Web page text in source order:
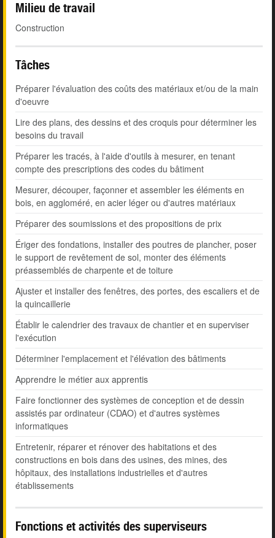
Milieu de travail
Construction
Tâches
Préparer l'évaluation des coûts des matériaux et/ou de la main
d'oeuvre
Lire des plans, des dessins et des croquis pour déterminer les
besoins du travail
Préparer les tracés, à l'aide d'outils à mesurer, en tenant
compte des prescriptions des codes du bâtiment
Mesurer, découper, façonner et assembler les éléments en
bois, en aggloméré, en acier léger ou d'autres matériaux
Préparer des soumissions et des propositions de prix
Ériger des fondations, installer des poutres de plancher, poser
le support de revêtement de sol, monter des éléments
préassemblés de charpente et de toiture
Ajuster et installer des fenêtres, des portes, des escaliers et de
la quincaillerie
Établir le calendrier des travaux de chantier et en superviser
l'exécution
Déterminer l'emplacement et l'élévation des bâtiments
Apprendre le métier aux apprentis
Faire fonctionner des systèmes de conception et de dessin
assistés par ordinateur (CDAO) et d'autres systèmes
informatiques
Entretenir, réparer et rénover des habitations et des
constructions en bois dans des usines, des mines, des
hôpitaux, des installations industrielles et d'autres
établissements
Fonctions et activités des superviseurs